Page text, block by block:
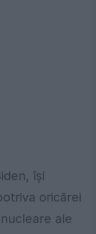
își
oricărei
ale